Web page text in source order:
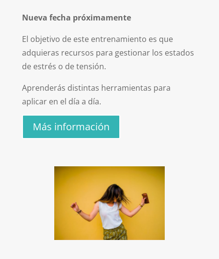
Nueva fecha próximamente
El objetivo de este entrenamiento es que
adquieras recursos para gestionar los estados
de estrés o de tensión.
Aprenderás distintas herramientas para
aplicar en el día a día.
Más información